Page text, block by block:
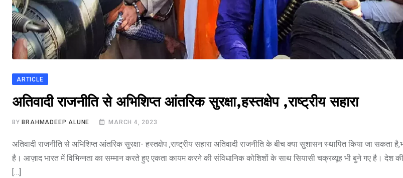
ARTICLE
अतिवादी राजनीति से अभिशिप्त आंतरिक सुरक्षा,हस्तक्षेप ,राष्ट्रीय सहारा
BY BRAHMADEEP ALUNE MARCH 4, 2023
अतिवादी राजनीति से अभिशिप्त आंतरिक सुरक्षा- हस्तक्षेप ,राष्ट्रीय सहारा अतिवादी राजनीति के बीच क्या सुशासन स्थापित किया जा सकता
है। आज़ाद भारत में विभिन्नता का सम्मान करते हुए एकता कायम करने की संविधानिक कोशिशों के साथ सियासी चक्रव्यूह भी बुने गए है। देश
[…]